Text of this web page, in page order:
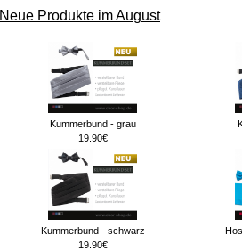
Neue Produkte im August
Kummerbund - grau
19.90€
Kummerbund - schwarz
19.90€